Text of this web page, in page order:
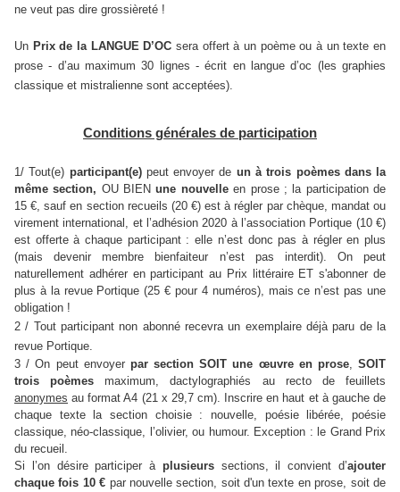
ne veut pas dire grossièreté !
Un Prix de la LANGUE D’OC sera offert à un poème ou à un texte en
prose - d’au maximum 30 lignes - écrit en langue d’oc (les graphies
classique et mistralienne sont acceptées).
Conditions générales de participation
1/ Tout(e) participant(e) peut envoyer de un à trois poèmes dans la
même section, OU BIENune nouvelleen prose ; la participation de
15 €, sauf en section recueils (20 €) est à régler par chèque, mandat ou
virement international, et l’adhésion 2020 à l’association Portique (10 €)
est offerte à chaque participant : elle n’est donc pas à régler en plus
(mais devenir membre bienfaiteur n’est pas interdit). On peut
naturellement adhérer en participant au Prix littéraire ET s'abonner de
plus à la revue Portique (25 € pour 4 numéros), mais ce n’est pas une
obligation !
2 / Tout participant non abonné recevra un exemplaire déjà paru de la
revue Portique.
3 / On peut envoyer par section SOIT une œuvre en prose,SOIT
trois
poèmes maximum, dactylographiés au recto de feuillets
anonymes au format A4 (21 x 29,7 cm). Inscrire en haut et à gauche de
chaque texte la section choisie : nouvelle, poésie libérée, poésie
classique, néo-classique, l’olivier, ou humour. Exception : le Grand Prix
du recueil.
Si l’on désire participer à plusieurssections, il convient d’ajouter
chaque fois 10 € par nouvelle section, soit d'un texte en prose, soit de